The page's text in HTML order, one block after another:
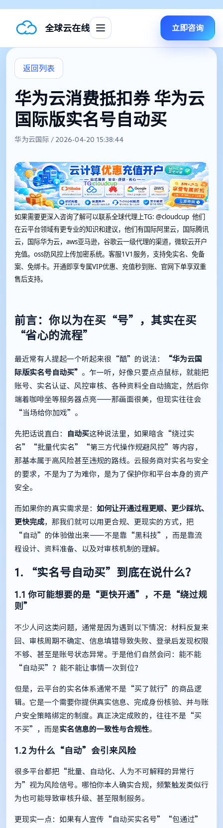
全球云在线 立即咨询
返回列表
华为云消费抵扣券 华为云
国际版实名号自动买
华为云国际 / 2026-04-20 15:38:44
如果需要更深入咨询了解可以联系全球代理上TG: @cloudcup 他们
在云平台领域有更专业的知识和建议，他们有国际阿里云，国际腾讯
云，国际华为云，aws亚马逊，谷歌云一级代理的渠道，微软云开户
充值。oss防风控上传加密系统。客服1V1服务，支持免实名、免备
案、免绑卡。开通即享专属VIP优惠、充值秒到账、官网下单享双重
售后支持。
前言：你以为在买“号”，其实在买
“省心的流程”
最近常有人提起一个听起来很“酷”的说法：
“华为云国
际版实名号自动买” 。乍一听，好像只要点点鼠标，就能把
账号、实名认证、风控审核、各种资料全自动搞定，然后你
端着咖啡坐等服务器点亮——那画面很美，但现实往往会
“当场给你加戏”。
先把话说直白： 自动买这种说法里，如果暗含“绕过实
名”“批量代实名”“第三方代操作规避风控”等内容，
那基本属于高风险甚至违规的路线。云服务商对实名与安全
的要求，不是为了为难你，是为了保护你和平台本身的资产
安全。
而如果你的真实需求是： 如何让开通过程更顺、更少踩坑、
更快完成，那我们就可以用更合规、更现实的方式，把
“自动”的体验做出来——不是靠“黑科技”，而是靠流
程设计、资料准备、以及对审核机制的理解。
1. “实名号自动买”到底在说什么？
1.1 你可能想要的是“更快开通”，不是“绕过规
则”
不少人问这类问题，通常是因为遇到以下情况：材料反复来
回、审核周期不确定、信息填错导致失败、登录后发现权限
不够、甚至是账号状态异常。于是他们自然会问：能不能
“自动买”？能不能让事情一次到位？
但是，云平台的实名体系通常不是“买了就行”的商品逻
辑。它是一个需要你提供真实信息、完成身份核验、并与账
户安全策略绑定的制度。真正决定成败的，往往不是“买
不买”，而是实名信息的一致性与合规性。
1.2 为什么“自动”会引来风险
很多平台都把“批量、自动化、人为不可解释的异常行
为”视为风险信号。哪怕你本人确实合规，频繁触发类似行
为也可能导致审核升级、甚至限制服务。
更现实一点：如果有人宣传“自动买实名号”“包通过”